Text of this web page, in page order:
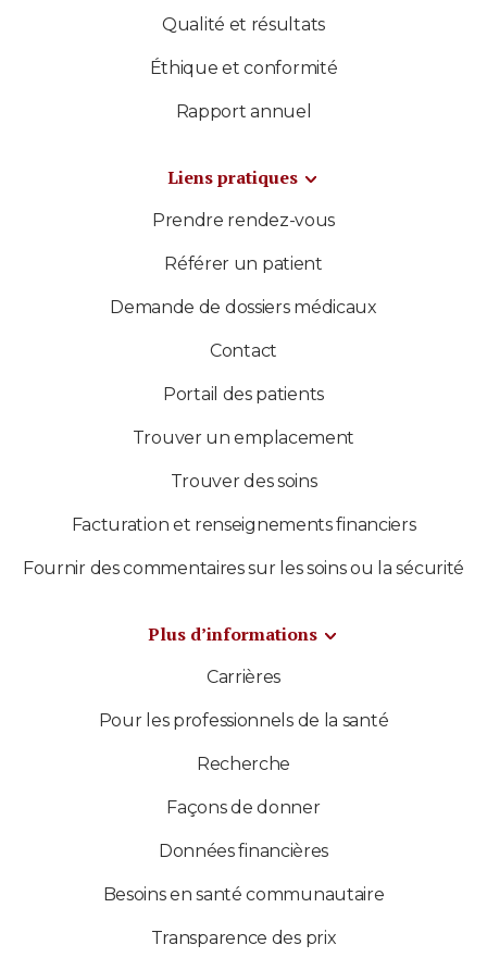
Qualité et résultats
Éthique et conformité
Rapport annuel
Liens pratiques
Prendre rendez-vous
Référer un patient
Demande de dossiers médicaux
Contact
Portail des patients
Trouver un emplacement
Trouver des soins
Facturation et renseignements financiers
Fournir des commentaires sur les soins ou la sécurité
Plus d’informations
Carrières
Pour les professionnels de la santé
Recherche
Façons de donner
Données financières
Besoins en santé communautaire
Transparence des prix